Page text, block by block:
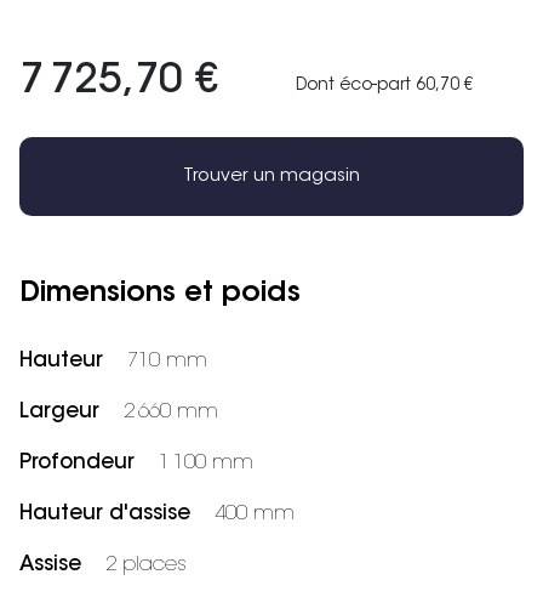
7 725,70 € Dont éco-part 60,70 €
Trouver un magasin
Dimensions et poids
Hauteur 710 mm
Largeur 2 660 mm
Profondeur 1 100 mm
Hauteur d'assise 400 mm
Assise 2 places